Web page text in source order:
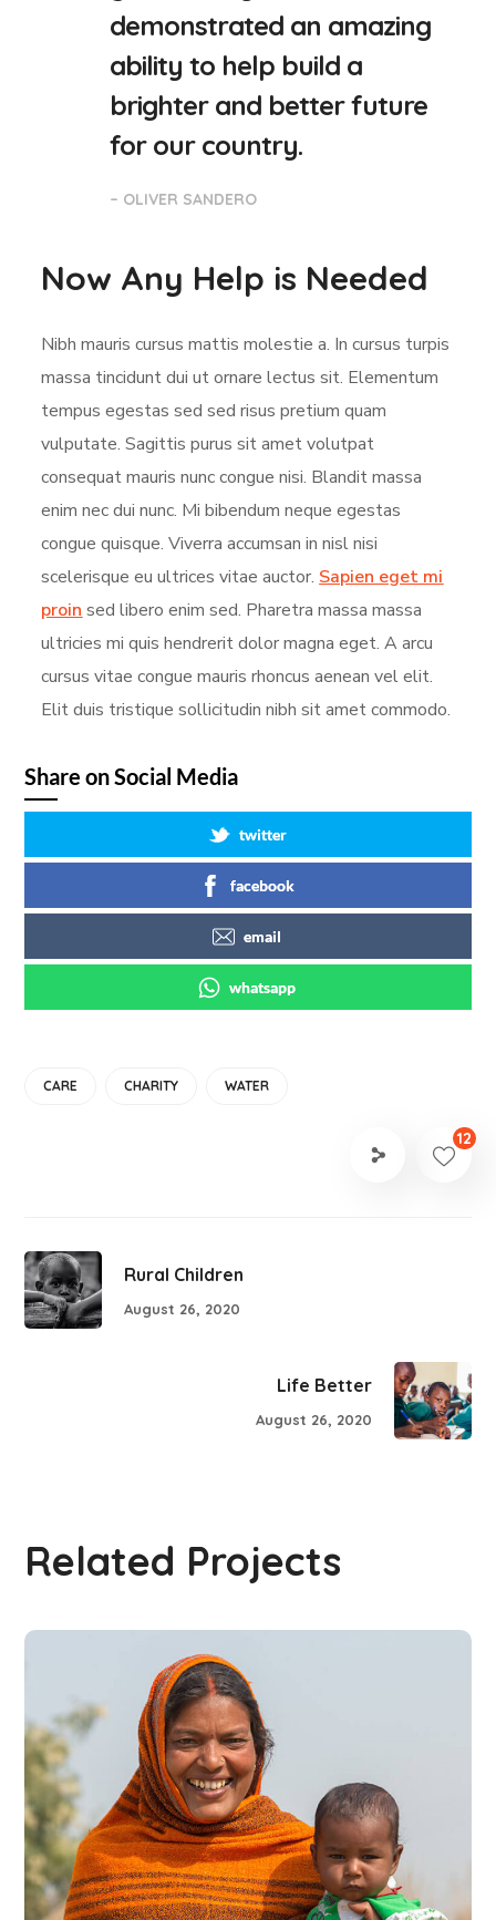
demonstrated an amazing
ability to help build a
brighter and better future
for our country.
– OLIVER SANDERO
Now Any Help is Needed
Nibh mauris cursus mattis molestie a. In cursus turpis
massa tincidunt dui ut ornare lectus sit. Elementum
tempus egestas sed sed risus pretium quam
vulputate. Sagittis purus sit amet volutpat
consequat mauris nunc congue nisi. Blandit massa
enim nec dui nunc. Mi bibendum neque egestas
congue quisque. Viverra accumsan in nisl nisi
scelerisque eu ultrices vitae auctor. Sapien eget mi
proin sed libero enim sed. Pharetra massa massa
ultricies mi quis hendrerit dolor magna eget. A arcu
cursus vitae congue mauris rhoncus aenean vel elit.
Elit duis tristique sollicitudin nibh sit amet commodo.
Share on Social Media
twitter
facebook
email
whatsapp
CARE CHARITY WATER
12
Rural Children
August 26, 2020
Life Better
August 26, 2020
Related Projects